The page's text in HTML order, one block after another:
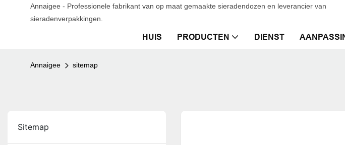
Annaigee - Professionele fabrikant van op maat gemaakte sieradendozen en leverancier van
sieradenverpakkingen.
HUIS PRODUCTEN DIENST
Annaigee sitemap
Sitemap